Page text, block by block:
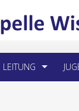
LEITUNG